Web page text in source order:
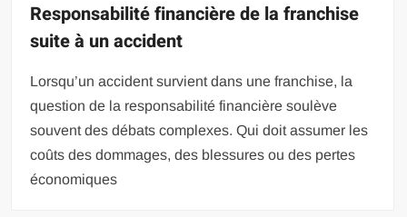
Responsabilité financière de la franchise
suite à un accident
Lorsqu’un accident survient dans une franchise, la
question de la responsabilité financière soulève
souvent des débats complexes. Qui doit assumer les
coûts des dommages, des blessures ou des pertes
économiques